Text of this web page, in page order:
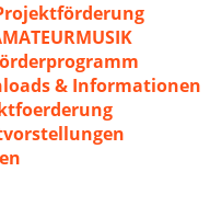
& Informationen